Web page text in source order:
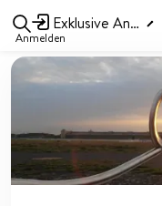
Anmelden
Exklusive Angebote